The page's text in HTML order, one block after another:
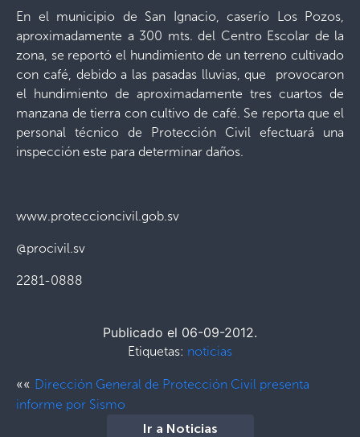
En el municipio de San Ignacio, caserío Los Pozos,
aproximadamente a 300 mts. del Centro Escolar de la
zona, se reportó el hundimiento de un terreno cultivado
con café, debido a las pasadas lluvias, que provocaron
el hundimiento de aproximadamente tres cuartos de
manzana de tierra con cultivo de café. Se reporta que el
personal técnico de Protección Civil efectuará una
inspección este para determinar daños.
www.proteccioncivil.gob.sv
@procivil.sv
2281-0888
Publicado el 06-09-2012.
Etiquetas: noticias
«« Dirección General de Protección Civil presenta
informe por Sismo
Ir a Noticias